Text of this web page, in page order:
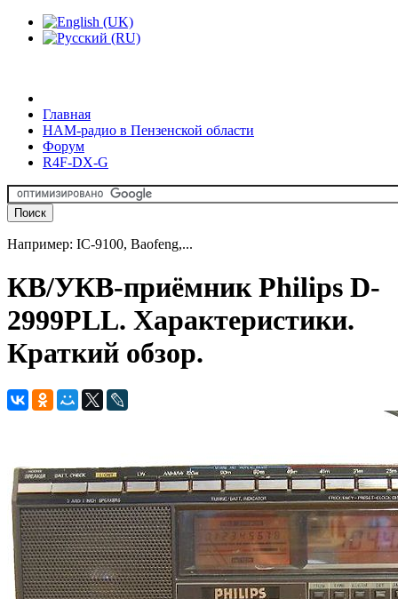
Главная
HAM-радио в Пензенской области
Форум
R4F-DX-G
Например: IC-9100, Baofeng,...
КВ/УКВ-приёмник Philips D-
2999PLL. Характеристики.
Краткий обзор.